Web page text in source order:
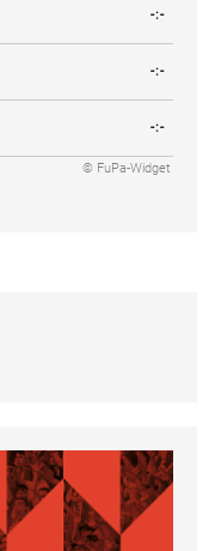
-:-
-:-
-:-
© FuPa-Widget